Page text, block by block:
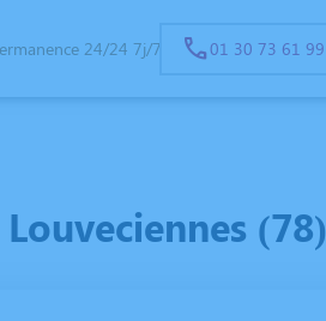
24/24 7j/7 01 30 73 61 99
(78)